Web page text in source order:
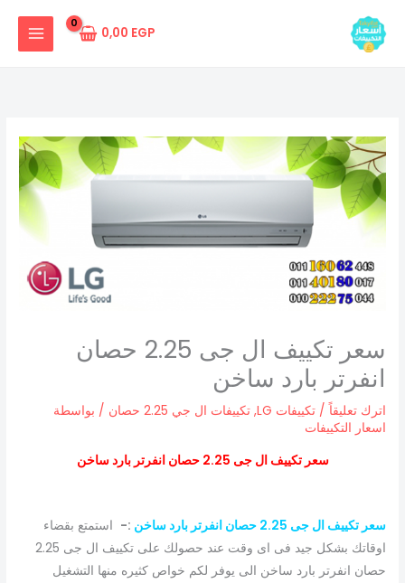
المحتوى
0,00 EGP
سعر تكييف ال جى 2.25 حصان
انفرتر بارد ساخن
اترك تعليقاً /تكييفات LG ,تكييفات ال جي 2.25 حصان
/ بواسطة
اسعار التكييفات
سعر تكييف ال جى 2.25 حصان انفرتر بارد ساخن
سعر تكييف ال جى 2.25 حصان انفرتر بارد ساخن :- استمتع بقضاء
اوقاتك بشكل جيد فى اى وقت عند حصولك على تكييف ال جى 2.25
حصان انفرتر بارد ساخن الى يوفر لكم خواص كثيره منها التشغيل